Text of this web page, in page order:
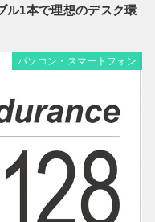
ル1本で理想のデスク環
パソコン・スマートフォン